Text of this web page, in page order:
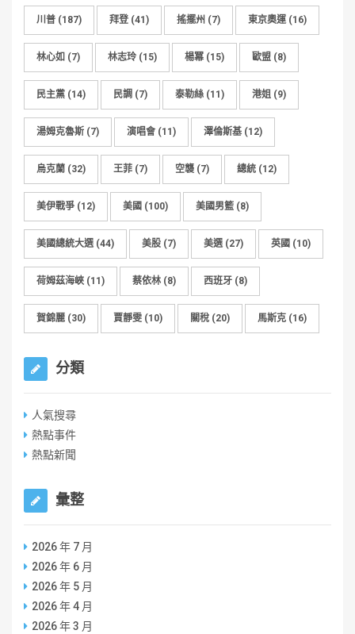
川普 (187) 拜登 (41) 搖擺州 (7) 東京奧運(16)
林心如 (7) 林志玲 (15) 楊冪 (15) 歐盟 (8)
民主黨 (14) 民調 (7) 泰勒絲 (11) 港姐 (9)
湯姆克魯斯 (7) 演唱會 (11) 澤倫斯基 (12)
烏克蘭 (32) 王菲 (7) 空襲 (7) 總統 (12)
美伊戰爭 (12) 美國 (100) 美國男籃 (8)
美國總統大選(44) 美股 (7) 美選(27) 英國 (10)
荷姆茲海峽 (11) 蔡依林 (8) 西班牙 (8)
賀錦麗 (30) 賈靜雯 (10) 關稅 (20) 馬斯克 (16)
分類
人氣搜尋
熱點事件
熱點新聞
彙整
2026 年 7 月
2026 年 6 月
2026 年 5 月
2026 年 4 月
2026 年 3 月